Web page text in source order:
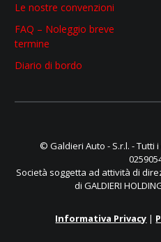
Le nostre convenzioni
FAQ – Noleggio breve
termine
Diario di bordo
© Galdieri Auto - S.r.l. - Tutti
Società soggetta ad attività di
di GALDIERI
Informativa Privacy |